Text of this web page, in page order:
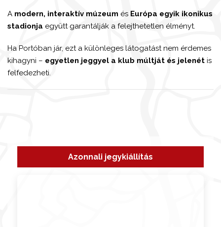
Azonnali jegykiállítás
A modern, interaktív múzeum és Európa egyik ikonikus
stadionja együtt garantálják a felejthetetlen élményt.
Ha Portóban jár, ezt a különleges látogatást nem érdemes
kihagyni – egyetlen jeggyel a klub múltját és jelenét is
felfedezheti.